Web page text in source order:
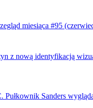
miesiąca #95
z nową identyfikacją
Pułkownik Sanders